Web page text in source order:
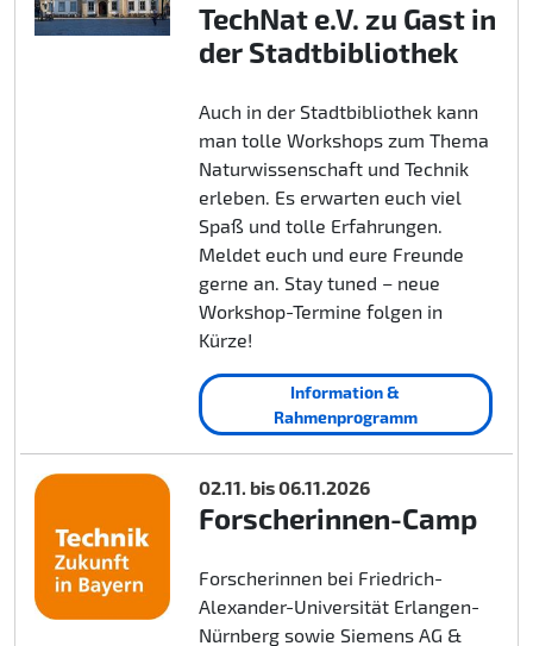
TechNat e.V. zu Gast in
der Stadtbibliothek
Auch in der Stadtbibliothek kann
man tolle Workshops zum Thema
Naturwissenschaft und Technik
erleben. Es erwarten euch viel
Spaß und tolle Erfahrungen.
Meldet euch und eure Freunde
gerne an. Stay tuned – neue
Workshop-Termine folgen in
Kürze!
Information &
Rahmenprogramm
02.11. bis 06.11.2026
Forscherinnen-Camp
Forscherinnen bei Friedrich-
Alexander-Universität Erlangen-
Nürnberg sowie Siemens AG &